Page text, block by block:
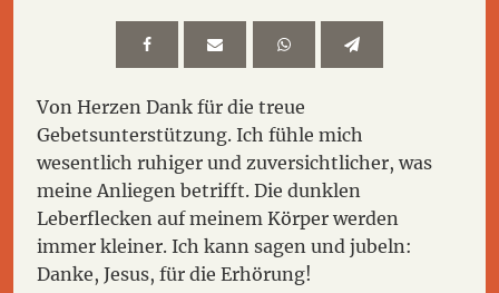
Von Herzen Dank für die treue
Gebetsunterstützung. Ich fühle mich
wesentlich ruhiger und zuversichtlicher, was
meine Anliegen betrifft. Die dunklen
Leberflecken auf meinem Körper werden
immer kleiner. Ich kann sagen und jubeln:
Danke, Jesus, für die Erhörung!